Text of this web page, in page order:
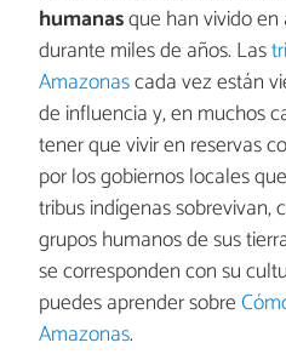
humanasque han vivido en
durante miles de años. Las
Amazonascada vez están
de influencia y, en muchos
tener que vivir en reservas
por los gobiernos locales
tribus indígenas
grupos humanos de sus
se corresponden con su
puedes aprender sobre
Amazonas.